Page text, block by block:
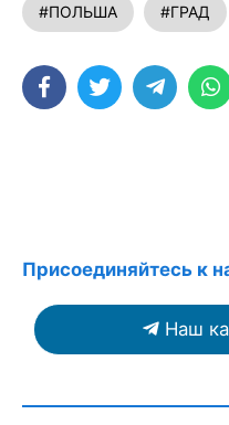
#ПОЛЬША #ГРАД
Присоединяйтесь к
Наш